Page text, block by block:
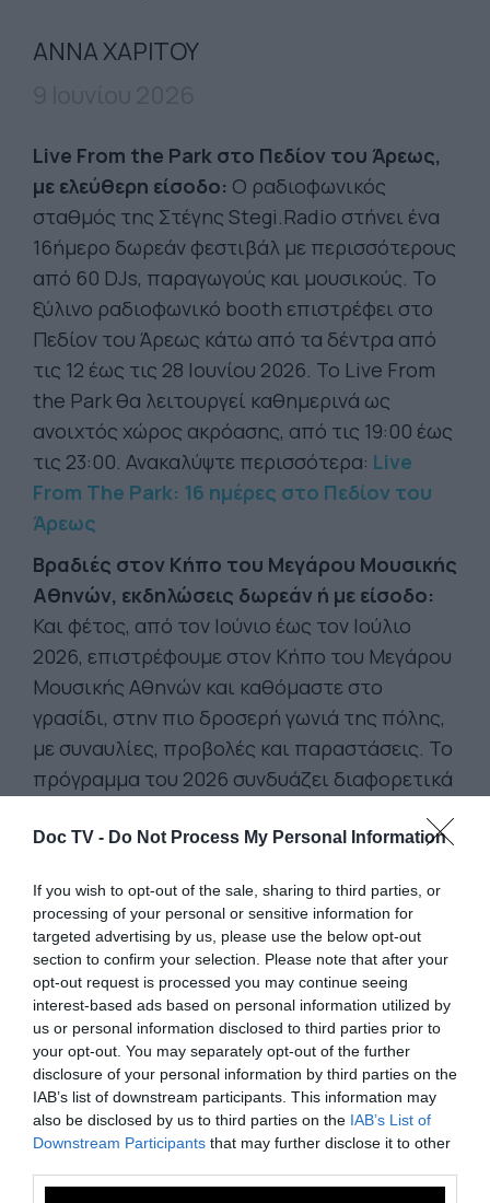
Doc TV - Do Not Process My Personal Information
If you wish to opt-out of the sale, sharing to third parties, or
processing of your personal or sensitive information for
targeted advertising by us, please use the below opt-out
section to confirm your selection. Please note that after your
opt-out request is processed you may continue seeing
interest-based ads based on personal information utilized by
us or personal information disclosed to third parties prior to
your opt-out. You may separately opt-out of the further
disclosure of your personal information by third parties on the
IAB’s list of downstream participants. This information may
also be disclosed by us to third parties on the IAB’s List of
Downstream Participants that may further disclose it to other
ΑΝΝΑ ΧΑΡΙΤΟΥ
Live From the Park στο Πεδίον του Άρεως,
με ελεύθερη είσοδο: Ο ραδιοφωνικός
σταθμός της Στέγης Stegi.Radio στήνει ένα
16ήμερο δωρεάν φεστιβάλ με περισσότερους
από 60 DJs, παραγωγούς και μουσικούς. Το
ξύλινο ραδιοφωνικό booth επιστρέφει στο
Πεδίον του Άρεως κάτω από τα δέντρα από
τις 12 έως τις 28 Ιουνίου 2026. Το Live From
the Park θα λειτουργεί καθημερινά ως
ανοιχτός χώρος ακρόασης, από τις 19:00 έως
τις 23:00. Ανακαλύψτε περισσότερα: Live
From The Park: 16 ημέρες στο Πεδίον του
Άρεως
Βραδιές στον Κήπο του Μεγάρου Μουσικής
Αθηνών, εκδηλώσεις δωρεάν ή με είσοδο:
Και φέτος, από τον Ιούνιο έως τον Ιούλιο
2026, επιστρέφουμε στον Κήπο του Μεγάρου
Μουσικής Αθηνών και καθόμαστε στο
γρασίδι, στην πιο δροσερή γωνιά της πόλης,
με συναυλίες, προβολές και παραστάσεις. Το
πρόγραμμα του 2026 συνδυάζει διαφορετικά
τις ηλικίες. Συναυλίες, Κινηματογράφος με
μουσικές διαδρομές, Θέατρο σκιών για όλη
την οικογένεια, Μουσικά πάρτι και
καλοκαιρινές γιορτές, Προβολές UNITEL με
μαγνητοσκοπημένες όπερες και συναυλίες
από τα μεγαλύτερα θέατρα και ορχήστρες
του κόσμου.Απαραίτητη η προεγγραφή
Το 16ο Athens Open Air Film Festival, σε όλη
την Αθήνα, με ελεύθερη είσοδο: Το φετινό
πρόγραμμα προβολών σε ανοιχτούς χώρους -
τοπόσημα ξεκινάει από το Ζάππειο,με τον